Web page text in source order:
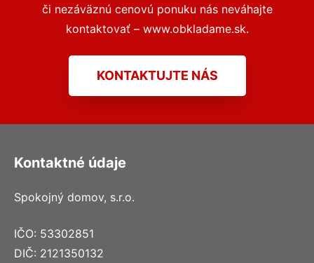
či nezáväznú cenovú ponuku nás neváhajte
kontaktovať – www.obkladame.sk.
KONTAKTUJTE NÁS
Kontaktné údaje
Spokojný domov, s.r.o.
IČO: 53302851
DIČ: 2121350132